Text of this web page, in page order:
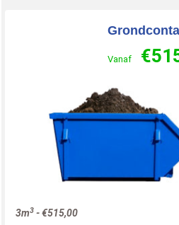
Vanaf €
3m3 -€515,00